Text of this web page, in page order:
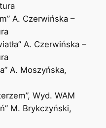
A. Czerwińska –
A. Czerwińska –
A. Moszyńska,
Wyd. WAM
M. Brykczyński,